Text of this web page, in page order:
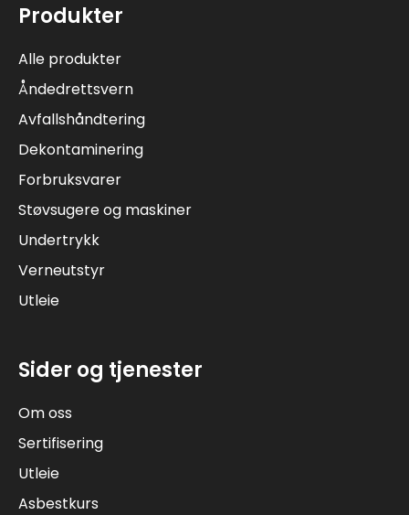
Produkter
Alle produkter
Åndedrettsvern
Avfallshåndtering
Dekontaminering
Forbruksvarer
Støvsugere og maskiner
Undertrykk
Verneutstyr
Utleie
Sider og tjenester
Om oss
Sertifisering
Utleie
Asbestkurs